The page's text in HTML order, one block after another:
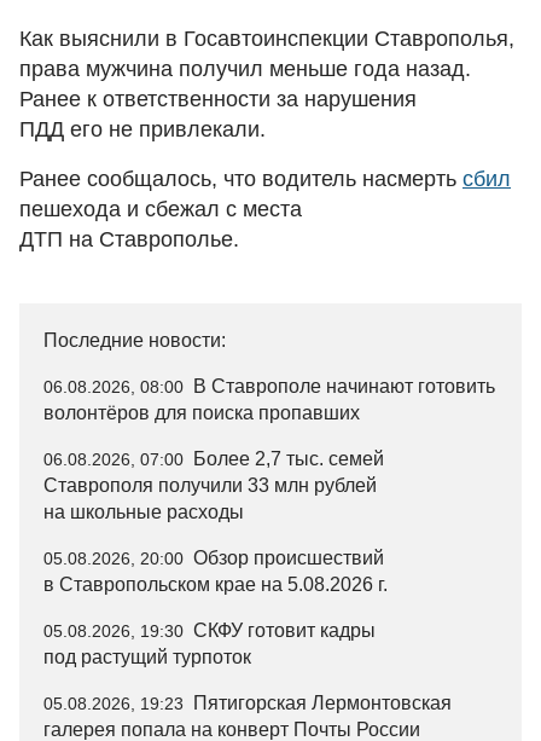
Как выяснили в Госавтоинспекции Ставрополья,
права мужчина получил меньше года назад.
Ранее к ответственности за нарушения
ПДД его не привлекали.
Ранее сообщалось, что водитель насмерть сбил
пешехода и сбежал с места
ДТП на Ставрополье.
Последние новости:
06.08.2026, 08:00
В Ставрополе начинают готовить
волонтёров для поиска пропавших
06.08.2026, 07:00
Более 2,7 тыс. семей
Ставрополя получили 33 млн рублей
на школьные расходы
05.08.2026, 20:00 Обзор происшествий
в Ставропольском крае на 5.08.2026 г.
05.08.2026, 19:30 СКФУ готовит кадры
под растущий турпоток
05.08.2026, 19:23
Пятигорская Лермонтовская
галерея попала на конверт Почты России